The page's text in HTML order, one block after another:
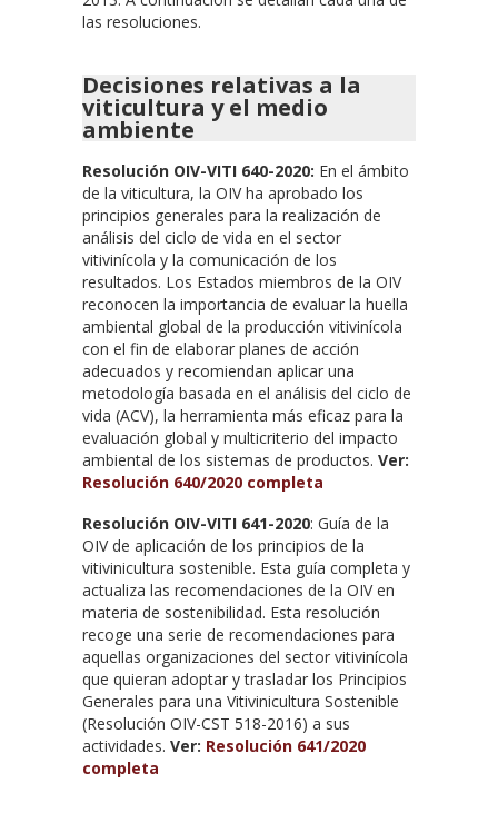
las resoluciones.
Decisiones relativas a la
viticultura y el medio
ambiente
Resolución OIV-VITI 640-2020: En el ámbito
de la viticultura, la OIV ha aprobado los
principios generales para la realización de
análisis del ciclo de vida en el sector
vitivinícola y la comunicación de los
resultados. Los Estados miembros de la OIV
reconocen la importancia de evaluar la huella
ambiental global de la producción vitivinícola
con el fin de elaborar planes de acción
adecuados y recomiendan aplicar una
metodología basada en el análisis del ciclo de
vida (ACV), la herramienta más eficaz para la
evaluación global y multicriterio del impacto
ambiental de los sistemas de productos. Ver:
Resolución 640/2020 completa
Resolución OIV-VITI 641-2020: Guía de la
OIV de aplicación de los principios de la
vitivinicultura sostenible. Esta guía completa y
actualiza las recomendaciones de la OIV en
materia de sostenibilidad. Esta resolución
recoge una serie de recomendaciones para
aquellas organizaciones del sector vitivinícola
que quieran adoptar y trasladar los Principios
Generales para una Vitivinicultura Sostenible
(Resolución OIV-CST 518-2016) a sus
actividades. Ver: Resolución 641/2020
completa